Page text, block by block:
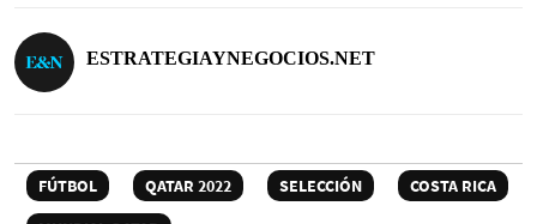
ESTRATEGIAYNEGOCIOS.NET
FÚTBOL QATAR 2022 SELECCIÓN
COSTA RICA